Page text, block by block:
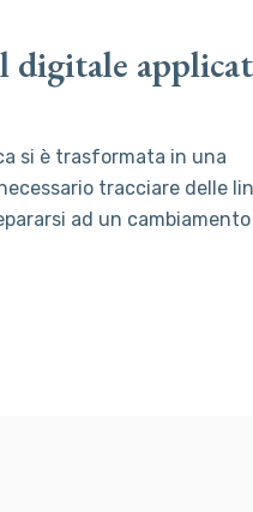
digitale
si è trasformata in una
tracciare delle
ad un cambiamento